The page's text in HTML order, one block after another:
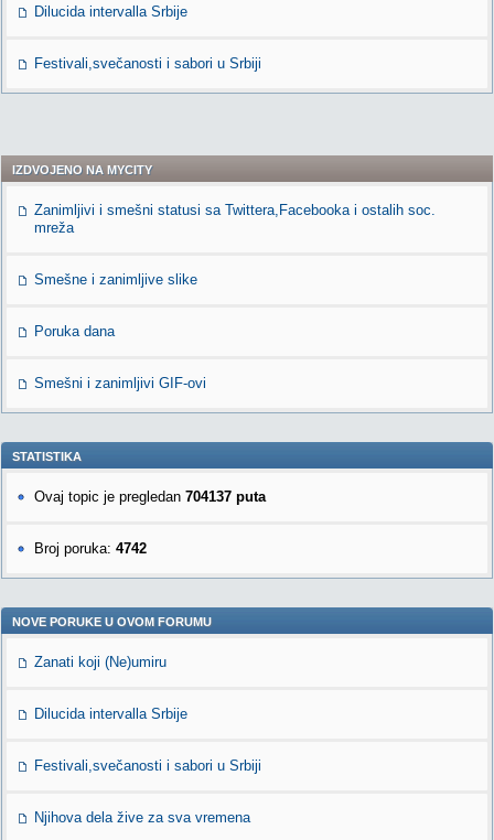
Dilucida intervalla Srbije
Festivali,svečanosti i sabori u Srbiji
IZDVOJENO NA MYCITY
Zanimljivi i smešni statusi sa Twittera,Facebooka i ostalih soc.
mreža
Smešne i zanimljive slike
Poruka dana
Smešni i zanimljivi GIF-ovi
STATISTIKA
Ovaj topic je pregledan 704137 puta
Broj poruka: 4742
NOVE PORUKE U OVOM FORUMU
Zanati koji (Ne)umiru
Dilucida intervalla Srbije
Festivali,svečanosti i sabori u Srbiji
Njihova dela žive za sva vremena